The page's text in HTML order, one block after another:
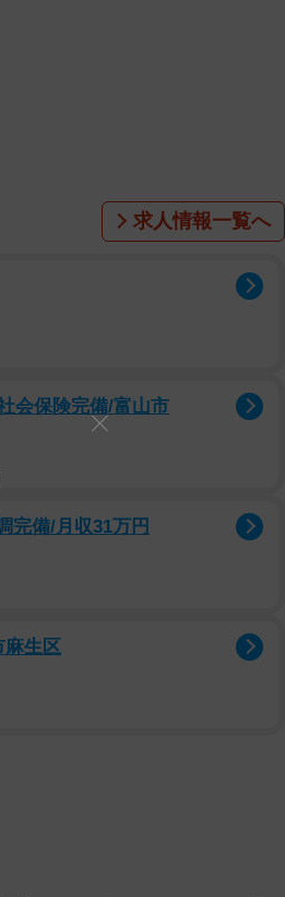
い葛木さくらの物語がたっ ぷりと
るような新しい感覚になりそうな
野瑠華です。今回の写真集はドラ
る作品になっています。マンガの
ージをめくるたびにまだ出会った
こでしか見 られないさくらの物語
@official_ruka25）、公式
求人情報一覧へ
会保険完備/富山市
完備/月収31万円
麻生区